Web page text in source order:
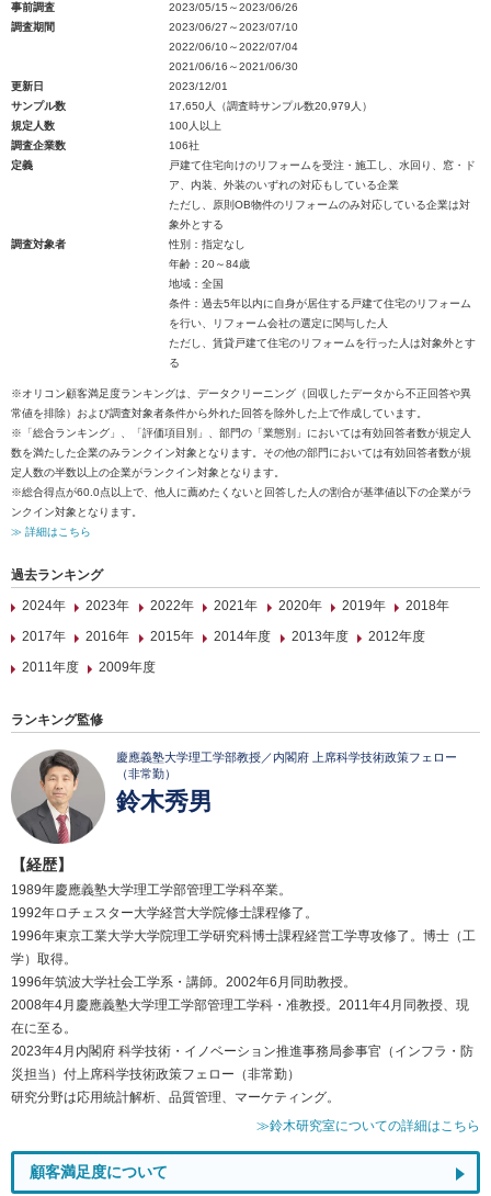
事前調査
2023/05/15～2023/06/26
調査期間
2023/06/27～2023/07/10
2022/06/10～2022/07/04
2021/06/16～2021/06/30
更新日
2023/12/01
サンプル数
17,650人（調査時サンプル数20,979人）
規定人数
100人以上
調査企業数
106社
定義
戸建て住宅向けのリフォームを受注・施工し、水回り、窓・ド
ア、内装、外装のいずれの対応もしている企業
ただし、原則OB物件のリフォームのみ対応している企業は対
象外とする
調査対象者
性別：指定なし
年齢：20～84歳
地域：全国
条件：過去5年以内に自身が居住する戸建て住宅のリフォーム
を行い、リフォーム会社の選定に関与した人
ただし、賃貸戸建て住宅のリフォームを行った人は対象外とす
る
※オリコン顧客満足度ランキングは、データクリーニング（回収したデータから不正回答や異
常値を排除）および調査対象者条件から外れた回答を除外した上で作成しています。
※「総合ランキング」、「評価項目別」、部門の「業態別」においては有効回答者数が規定人
数を満たした企業のみランクイン対象となります。その他の部門においては有効回答者数が規
定人数の半数以上の企業がランクイン対象となります。
※総合得点が60.0点以上で、他人に薦めたくないと回答した人の割合が基準値以下の企業がラ
ンクイン対象となります。
≫ 詳細はこちら
過去ランキング
2024年
2023年 2022年 2021年 2020年 2019年
2018年
2017年
2016年 2015年 2014年度 2013年度
2012年度
2011年度
2009年度
ランキング監修
慶應義塾大学理工学部教授／内閣府 上席科学技術政策フェロー
（非常勤）
鈴木秀男
【経歴】
1989年慶應義塾大学理工学部管理工学科卒業。
1992年ロチェスター大学経営大学院修士課程修了。
1996年東京工業大学大学院理工学研究科博士課程経営工学専攻修了。博士（工
学）取得。
1996年筑波大学社会工学系・講師。2002年6月同助教授。
2008年4月慶應義塾大学理工学部管理工学科・准教授。2011年4月同教授、現
在に至る。
2023年4月内閣府 科学技術・イノベーション推進事務局参事官（インフラ・防
災担当）付上席科学技術政策フェロー（非常勤）
研究分野は応用統計解析、品質管理、マーケティング。
≫鈴木研究室についての詳細はこちら
顧客満足度について